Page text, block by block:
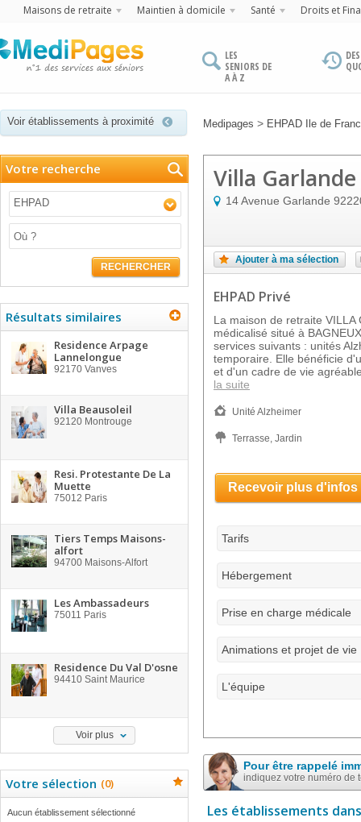
Maisons de retraite Maintien à domicile Santé Droits et
LES
SENIORS DE
A À Z
Voir établissements à proximité Medipages > EHPAD Ile de
Votre recherche
EHPAD
RECHERCHER
Résultats similaires
Residence Arpage
Lannelongue
92170 Vanves
Villa Beausoleil
92120 Montrouge
Resi. Protestante De La
Muette
75012 Paris
Tiers Temps Maisons-
alfort
94700 Maisons-Alfort
Les Ambassadeurs
75011 Paris
Residence Du Val D'osne
94410 Saint Maurice
Voir plus
Votre sélection (0)
Aucun établissement sélectionné
Villa Garlande
14 Avenue Garlande
Ajouter à ma sélection
EHPAD Privé
La maison de retraite VILLA
médicalisé situé à
services suivants : unités
temporaire. Elle bénéficie
et d'un cadre de vie
la suite
Unité Alzheimer
Terrasse, Jardin
Recevoir plus d'infos
Tarifs
Hébergement
Prise en charge médicale
Animations et projet de vie
L'équipe
Pour être rappelé
indiquez votre numéro de
Les établissements